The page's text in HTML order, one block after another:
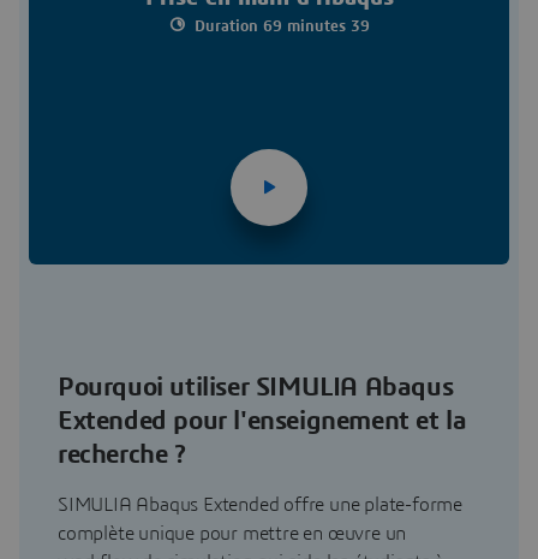
Duration 69 minutes 39
Pourquoi utiliser SIMULIA Abaqus
Extended pour l'enseignement et la
recherche ?
SIMULIA Abaqus Extended offre une plate-forme
complète unique pour mettre en œuvre un